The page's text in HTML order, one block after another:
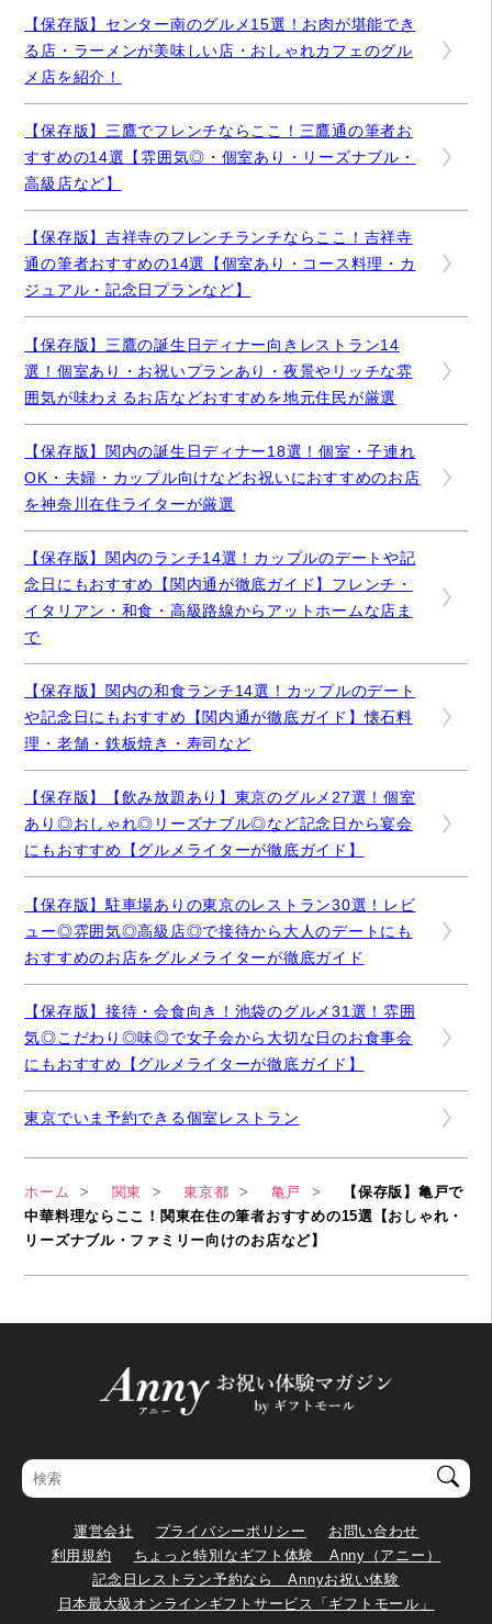
【保存版】センター南のグルメ15選！お肉が堪能でき
る店・ラーメンが美味しい店・おしゃれカフェのグル
メ店を紹介！
【保存版】三鷹でフレンチならここ！三鷹通の筆者お
すすめの14選【雰囲気◎・個室あり・リーズナブル・
高級店など】
【保存版】吉祥寺のフレンチランチならここ！吉祥寺
通の筆者おすすめの14選【個室あり・コース料理・カ
ジュアル・記念日プランなど】
【保存版】三鷹の誕生日ディナー向きレストラン14
選！個室あり・お祝いプランあり・夜景やリッチな雰
囲気が味わえるお店などおすすめを地元住民が厳選
【保存版】関内の誕生日ディナー18選！個室・子連れ
OK・夫婦・カップル向けなどお祝いにおすすめのお店
を神奈川在住ライターが厳選
【保存版】関内のランチ14選！カップルのデートや記
念日にもおすすめ【関内通が徹底ガイド】フレンチ・
イタリアン・和食・高級路線からアットホームな店ま
で
【保存版】関内の和食ランチ14選！カップルのデート
や記念日にもおすすめ【関内通が徹底ガイド】懐石料
理・老舗・鉄板焼き・寿司など
【保存版】【飲み放題あり】東京のグルメ27選！個室
あり◎おしゃれ◎リーズナブル◎など記念日から宴会
にもおすすめ【グルメライターが徹底ガイド】
【保存版】駐車場ありの東京のレストラン30選！レビ
ュー◎雰囲気◎高級店◎で接待から大人のデートにも
おすすめのお店をグルメライターが徹底ガイド
【保存版】接待・会食向き！池袋のグルメ31選！雰囲
気◎こだわり◎味◎で女子会から大切な日のお食事会
にもおすすめ【グルメライターが徹底ガイド】
東京でいま予約できる個室レストラン
ホーム 関東 東京都 亀戸
【保存版】亀戸で
中華料理ならここ！関東在住の筆者おすすめの15選【おしゃれ・
リーズナブル・ファミリー向けのお店など】
運営会社 プライバシーポリシー
お問い合わせ
利用規約
ちょっと特別なギフト体験 Anny（アニー）
記念日レストラン予約なら Annyお祝い体験
日本最大級オンラインギフトサービス「ギフトモール」